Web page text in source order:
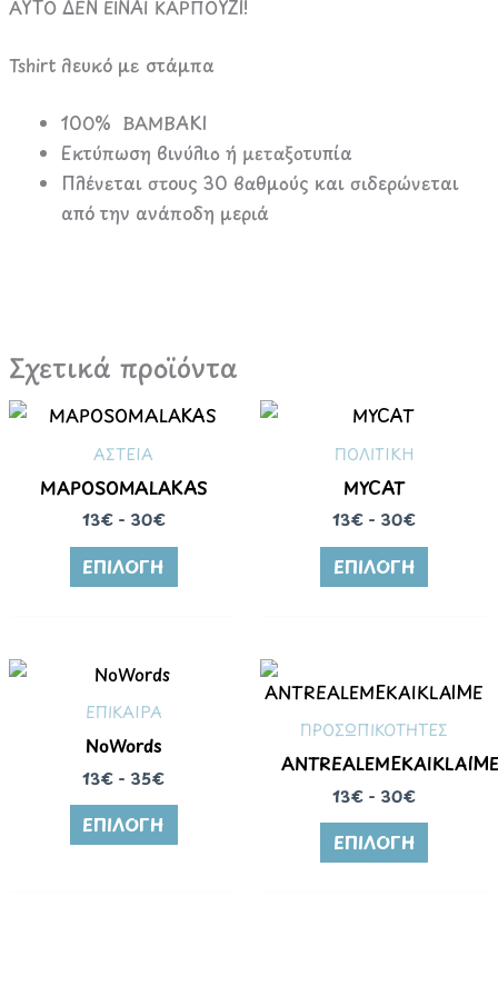
ΑΥΤΟ ΔΕΝ ΕΙΝΑΙ ΚΑΡΠΟΥΖΙ!
Tshirt λευκό με στάμπα
100% ΒΑΜΒΑΚΙ
Εκτύπωση βινύλιο ή μεταξοτυπία
Πλένεται στους 30 βαθμούς και σιδερώνεται
από την ανάποδη μεριά
Σχετικά προϊόντα
ΑΣΤΕΙΑ
MAPOSOMALAKAS
13€ - 30€
ΕΠΙΛΟΓΉ
ΠΟΛΙΤΙΚΗ
MYCAT
13€ - 30€
ΕΠΙΛΟΓΉ
ΕΠΙΚΑΙΡΑ
NoWords
13€ - 35€
ΕΠΙΛΟΓΉ
ΠΡΟΣΩΠΙΚΟΤΗΤΕΣ
13€ - 30€
ΕΠΙΛΟΓΉ